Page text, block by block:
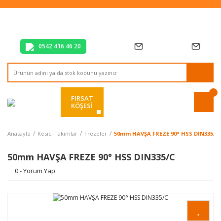
Tüm Alışverişlerde Vade Farksız 2 Taksit!
0542 416 46 20
FIRSAT
KÖŞESİ
Anasayfa Kesici Takımlar Frezeler 50mm HAVŞA FREZE 90° HSS DIN335/C
50mm HAVŞA FREZE 90° HSS DIN335/C
0 - Yorum Yap